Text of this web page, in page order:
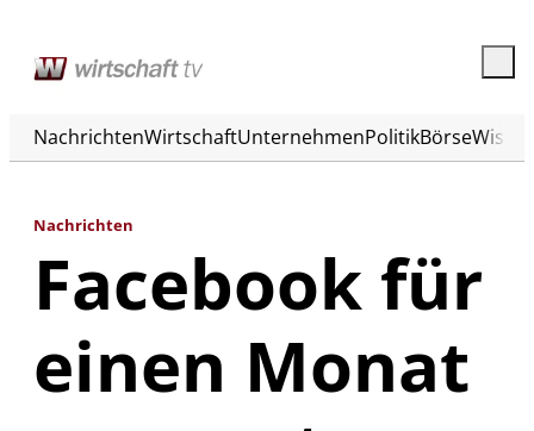
NachrichtenWirtschaftUnternehmenPolitikBörse
Nachrichten
Facebook für
einen Monat